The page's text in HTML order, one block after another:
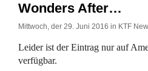
Wonders After…
Mittwoch, der 29. Juni 2016 in KTF
Leider ist der Eintrag nur auf
verfügbar.